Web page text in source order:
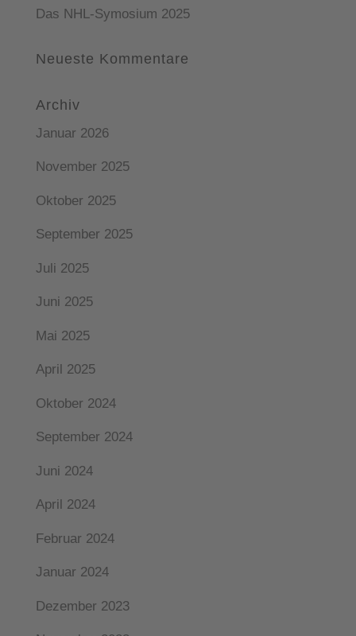
Das NHL-Symosium 2025
Neueste Kommentare
Archiv
Januar 2026
November 2025
Oktober 2025
September 2025
Juli 2025
Juni 2025
Mai 2025
April 2025
Oktober 2024
September 2024
Juni 2024
April 2024
Februar 2024
Januar 2024
Dezember 2023